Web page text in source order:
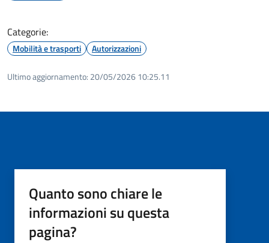
Categorie:
Mobilità e trasporti Autorizzazioni
Ultimo aggiornamento: 20/05/2026 10:25.11
Quanto sono chiare le
informazioni su questa
pagina?